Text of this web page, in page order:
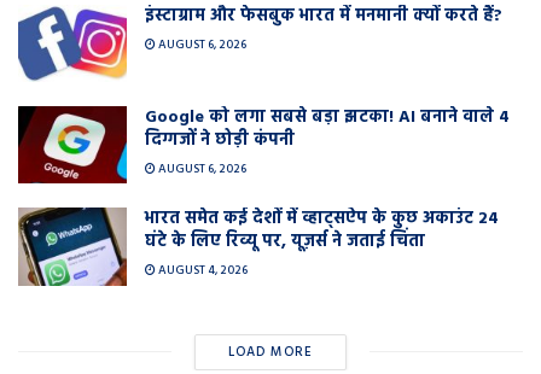
इंस्टाग्राम और फेसबुक भारत में मनमानी क्यों करते हैं?
AUGUST 6, 2026
Google को लगा सबसे बड़ा झटका! AI बनाने वाले 4
दिग्गजों ने छोड़ी कंपनी
AUGUST 6, 2026
भारत समेत कई देशों में व्हाट्सऐप के कुछ अकाउंट 24
घंटे के लिए रिव्यू पर, यूज़र्स ने जताई चिंता
AUGUST 4, 2026
LOAD MORE